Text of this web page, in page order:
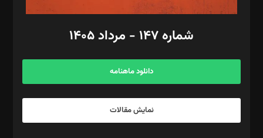
امور مالی: شاپور رهبری، محمد‌ کاظمی‌نیا
آگهی و مشترکین: ۰۹۱۹۹۹۹۰۴۵۴
شماره ۱۴۷ - مرداد ۱۴۰۵
دانلود ماهنامه
نمایش مقالات